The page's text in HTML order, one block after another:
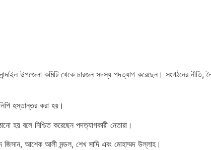
উপজেলা কমিটি থেকে চারজন সদস্য পদত্যাগ করেছেন। সংগঠনের
হস্তান্তর করা হয়।
হয় বলে নিশ্চিত করেছেন পদত্যাগকারী নেতারা।
জিসান, আশেক আলী মন্ডল, শেখ সাদি এবং মোহাম্মদ উল্লাহ।